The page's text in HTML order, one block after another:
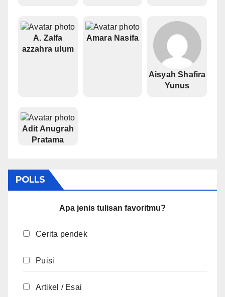
A. Zalfa
azzahra ulum
Amara Nasifa
Aisyah Shafira
Yunus
Adit Anugrah
Pratama
POLLS
Apa jenis tulisan favoritmu?
Cerita pendek
Puisi
Artikel / Esai